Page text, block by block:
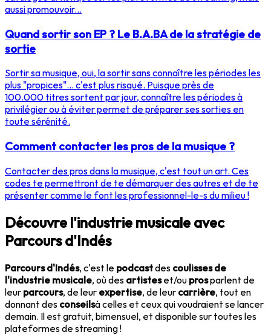
aussi promouvoir...
Quand sortir son EP ? Le B.A.BA de la stratégie de
sortie
Sortir sa musique, oui, la sortir sans connaître les périodes les
plus "propices"... c'est plus risqué. Puisque près de
100.000 titres sortent par jour, connaître les périodes à
privilégier ou à éviter permet de préparer ses sorties en
toute sérénité.
Comment contacter les pros de la musique ?
Contacter des pros dans la musique, c'est tout un art. Ces
codes te permettront de te démarquer des autres et de te
présenter comme le font les professionnel-le-s du milieu !
Découvre l'industrie musicale avec
Parcours d'Indés
Parcours d'Indés, c'est le podcastdes coulisses de
l'industrie musicale, où des artisteset/ou prosparlent de
leur parcours, de leur expertise, de leur carrière, tout en
donnant des conseilsà celles et ceux qui voudraient se lancer
demain. Il est gratuit, bimensuel, et disponible sur toutes les
plateformes de streaming !